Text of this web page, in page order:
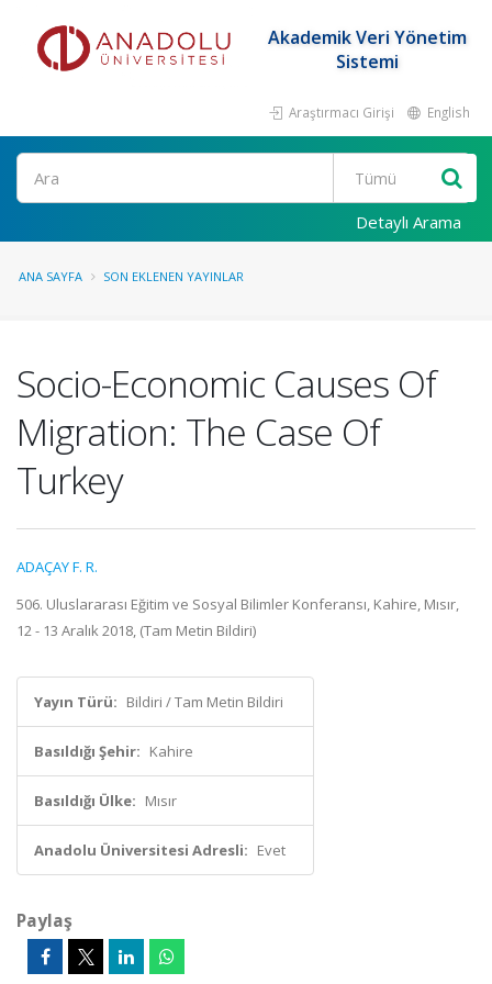
Akademik Veri Yönetim
Sistemi
Araştırmacı Girişi English
Ara
Detaylı Arama
ANA SAYFA SON EKLENEN YAYINLAR
Socio-Economic Causes Of
Migration: The Case Of
Turkey
ADAÇAY F. R.
506. Uluslararası Eğitim ve Sosyal Bilimler Konferansı, Kahire, Mısır,
12 - 13 Aralık 2018, (Tam Metin Bildiri)
Yayın Türü: Bildiri / Tam Metin Bildiri
Basıldığı Şehir: Kahire
Basıldığı Ülke: Mısır
Anadolu Üniversitesi Adresli: Evet
Paylaş